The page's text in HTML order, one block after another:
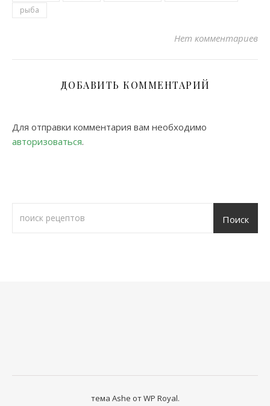
рыба
Нет комментариев
ДОБАВИТЬ КОММЕНТАРИЙ
Для отправки комментария вам необходимо
авторизоваться.
Поиск
тема Ashe отWP Royal.